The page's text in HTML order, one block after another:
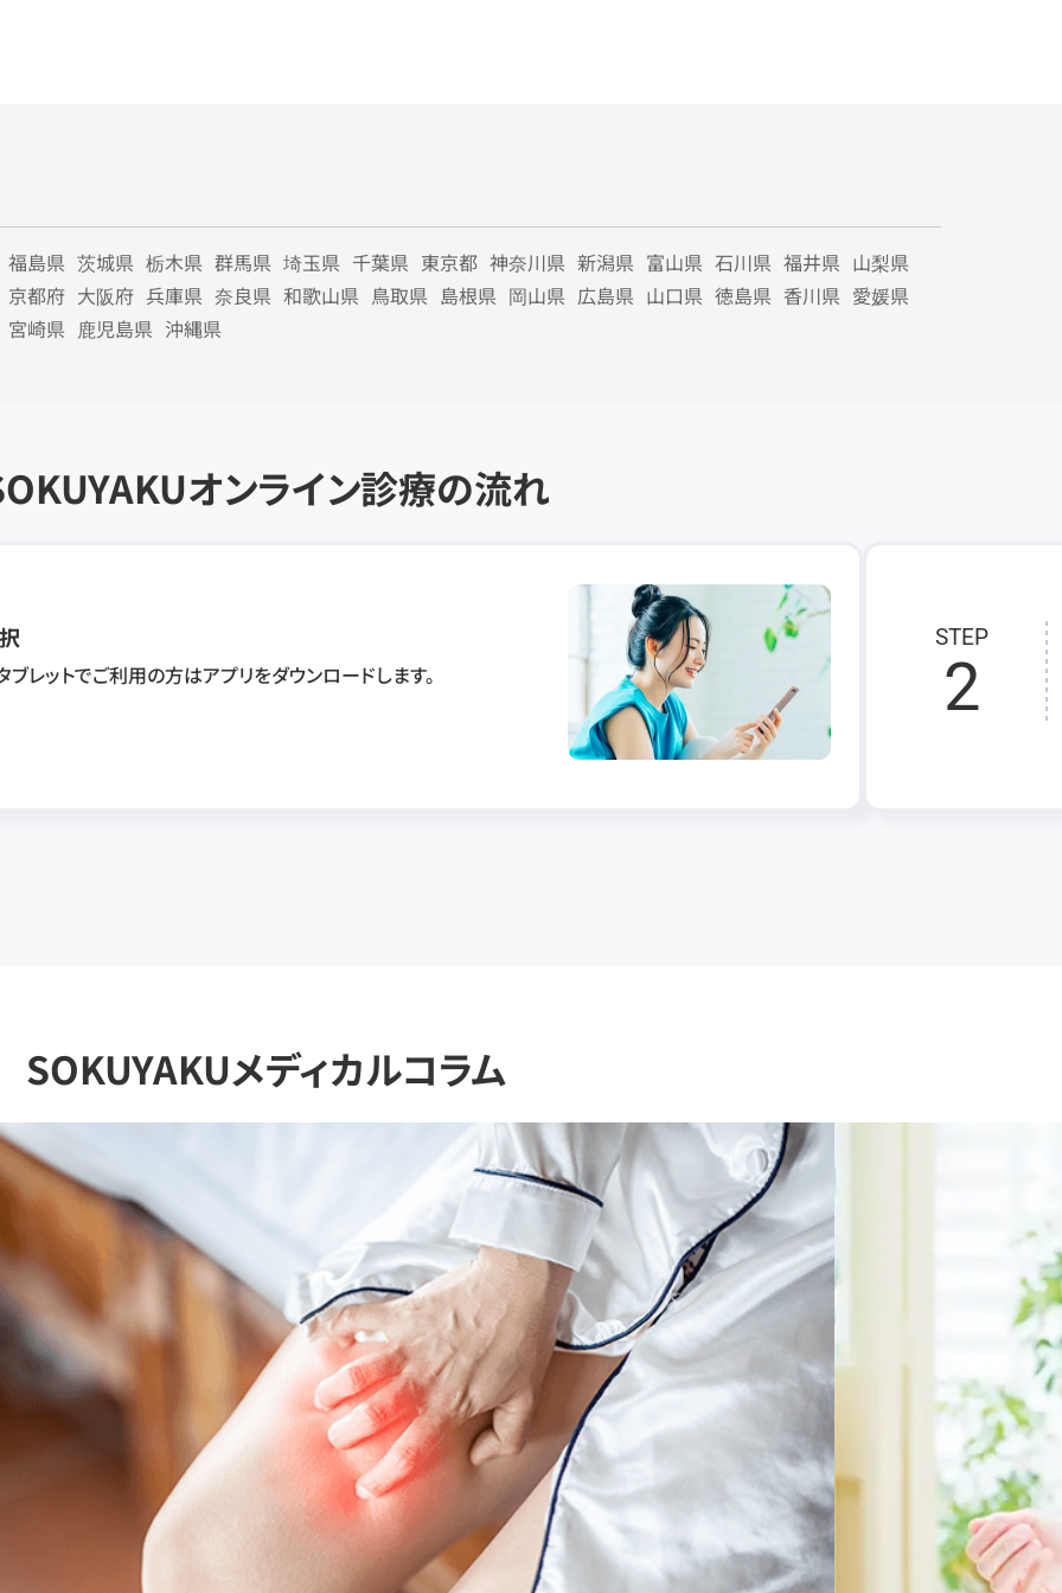
福島県 茨城県 栃木県 群馬県 埼玉県 千葉県 東京都 神奈川県 新潟県 富山県 石川県 福井県 山梨県
京都府 大阪府 兵庫県 奈良県 和歌山県 鳥取県 島根県 岡山県 広島県 山口県 徳島県 香川県 愛媛県
宮崎県 鹿児島県 沖縄県
オンライン診療の流れ
ブレットでご利用の方はアプリをダウンロードします。
STEP
2
SOKUYAKUメディカルコラム